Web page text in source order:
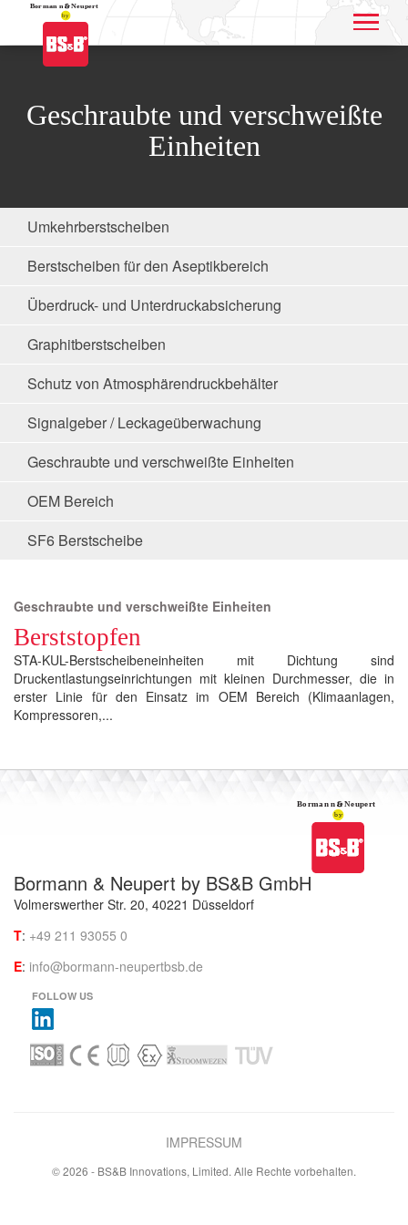
Application name
Geschraubte und verschweißte
Einheiten
Umkehrberstscheiben
Berstscheiben für den Aseptikbereich
Überdruck- und Unterdruckabsicherung
Graphitberstscheiben
Schutz von Atmosphärendruckbehälter
Signalgeber / Leckageüberwachung
Geschraubte und verschweißte Einheiten
OEM Bereich
SF6 Berstscheibe
Geschraubte und verschweißte Einheiten
Berststopfen
STA-KUL-Berstscheibeneinheiten mit Dichtung sind
Druckentlastungseinrichtungen mit kleinen Durchmesser, die in
erster Linie für den Einsatz im OEM Bereich (Klimaanlagen,
Kompressoren,...
Bormann & Neupert by BS&B GmbH
Volmerswerther Str. 20, 40221 Düsseldorf
T: +49 211 93055 0
E: info@bormann-neupertbsb.de
FOLLOW US
IMPRESSUM
© 2026 - BS&B Innovations, Limited. Alle Rechte vorbehalten.